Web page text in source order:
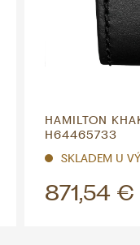
HAMILTON
H64465733
SKLADEM U
871,54 €